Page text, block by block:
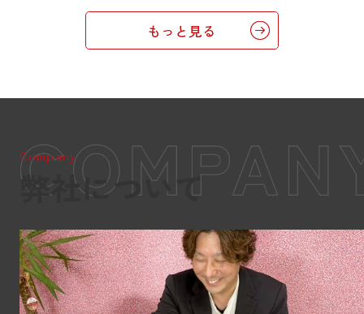
もっと見る
Company
弊社について